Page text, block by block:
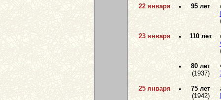
22 января • 95 лет
23 января • 110 лет
•
80 лет
(1937)
25 января •
75 лет
(1942)